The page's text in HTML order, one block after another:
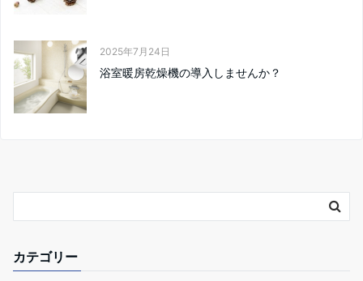
2025年7月24日
浴室暖房乾燥機の導入しませんか？
カテゴリー